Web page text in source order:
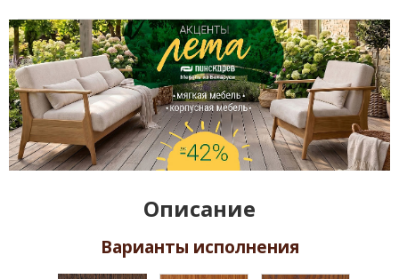
Описание
Варианты исполнения